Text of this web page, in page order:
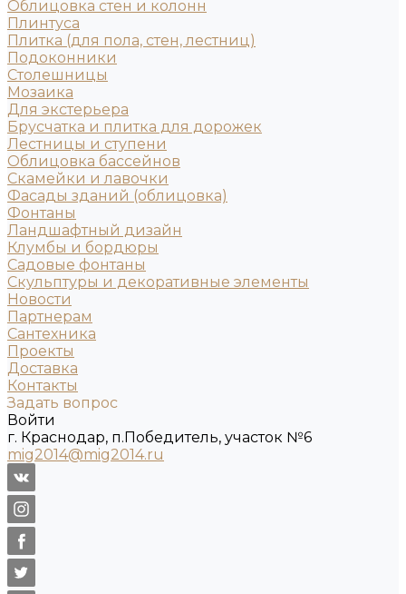
Облицовка стен и колонн
Плинтуса
Плитка (для пола, стен, лестниц)
Подоконники
Столешницы
Мозаика
Для экстерьера
Брусчатка и плитка для дорожек
Лестницы и ступени
Облицовка бассейнов
Скамейки и лавочки
Фасады зданий (облицовка)
Фонтаны
Ландшафтный дизайн
Клумбы и бордюры
Садовые фонтаны
Скульптуры и декоративные элементы
Новости
Партнерам
Сантехника
Проекты
Доставка
Контакты
Задать вопрос
Войти
г. Краснодар, п.Победитель, участок №6
mig2014@mig2014.ru